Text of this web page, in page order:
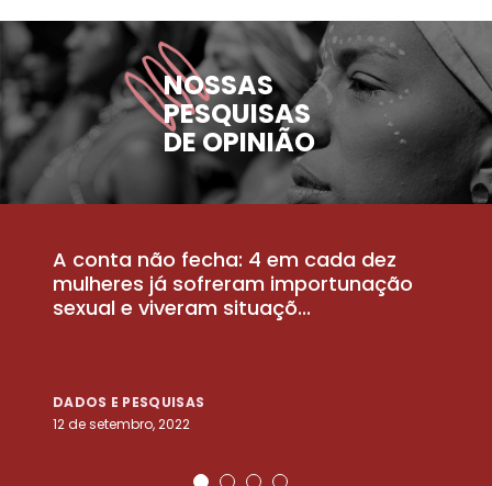
NOSSAS
PESQUISAS
DE OPINIÃO
A conta não fecha: 4 em cada dez
mulheres já sofreram importunação
sexual e viveram situaçõ...
DADOS E PESQUISAS
12 de setembro, 2022